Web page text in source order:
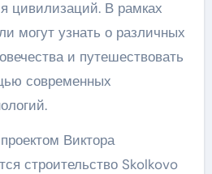
цивилизаций. В рамках
могут узнать о различных
и путешествовать
современных
Виктора
строительство Skolkovo